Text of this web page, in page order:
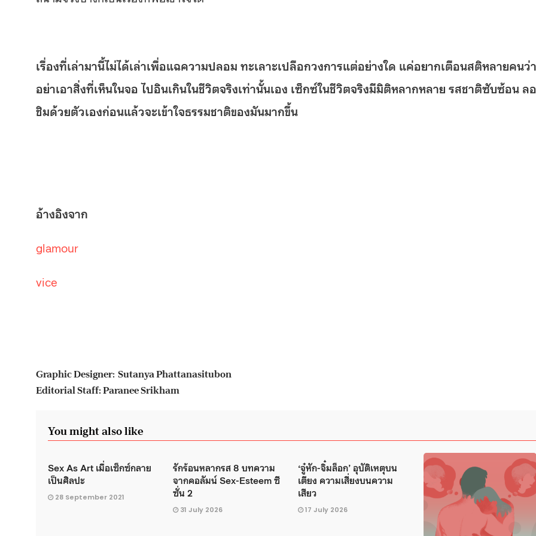
เรื่องที่เล่ามานี้ไม่ได้เล่าเพื่อแฉความปลอม ทะเลาะเปลือกวงการแต่อย่างใด แค่อยากเตือนสติหลายคนว่า
อย่าเอาสิ่งที่เห็นในจอ ไปอินเกินในชีวิตจริงเท่านั้นเอง เซ็กซ์ในชีวิตจริงมีมิติหลากหลาย รสชาติซับซ้อน ล
ชิมด้วยตัวเองก่อนแล้วจะเข้าใจธรรมชาติของมันมากขึ้น
อ้างอิงจาก
glamour
vice
Graphic Designer: Sutanya Phattanasitubon
Editorial Staff: Paranee Srikham
You might also like
Sex As Art เมื่อเซ็กซ์กลาย
เป็นศิลปะ
28 September 2021
รักร้อนหลากรส 8 บทความ
จากคอลัมน์ Sex-Esteem ซี
ซั่น 2
31 July 2026
‘จู๋หัก-จิ๋มล็อก’ อุบัติเหตุบน
เตียง ความเสี่ยงบนความ
เสียว
17 July 2026